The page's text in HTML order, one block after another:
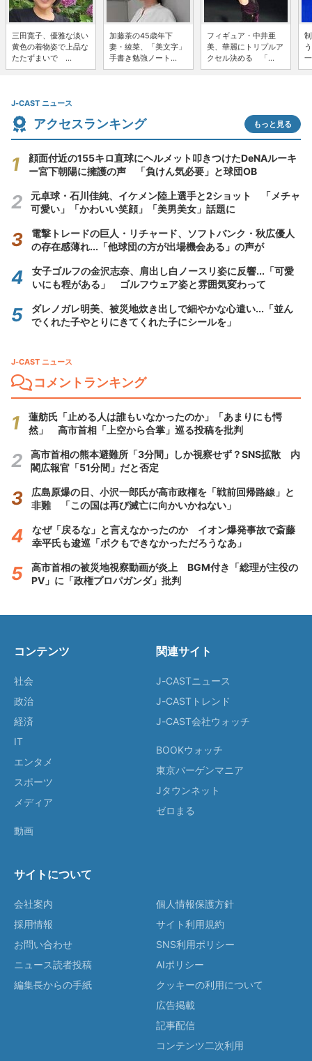
三田寛子、優雅な淡い
黄色の着物姿で上品な
たたずまいで ...
加藤茶の45歳年下
妻・綾菜、「美文字」
手書き勉強ノート...
フィギュア・中井亜
美、華麗にトリプルア
クセル決める 「...
J-CAST ニュース
アクセスランキング もっと見る
顔面付近の155キロ直球にヘルメット叩きつけたDeNAルーキ
ー宮下朝陽に擁護の声 「負けん気必要」と球団OB
元卓球・石川佳純、イケメン陸上選手と2ショット 「メチャ
可愛い」「かわいい笑顔」「美男美女」話題に
電撃トレードの巨人・リチャード、ソフトバンク・秋広優人
の存在感薄れ...「他球団の方が出場機会ある」の声が
女子ゴルフの金沢志奈、肩出し白ノースリ姿に反響...「可愛
いにも程がある」 ゴルフウェア姿と雰囲気変わって
ダレノガレ明美、被災地炊き出しで細やかな心遣い...「並ん
でくれた子やとりにきてくれた子にシールを」
J-CAST ニュース
コメントランキング
蓮舫氏「止める人は誰もいなかったのか」「あまりにも愕
然」 高市首相「上空から合掌」巡る投稿を批判
高市首相の熊本避難所「3分間」しか視察せず？SNS拡散 内
閣広報官「51分間」だと否定
広島原爆の日、小沢一郎氏が高市政権を「戦前回帰路線」と
非難 「この国は再び滅亡に向かいかねない」
なぜ「戻るな」と言えなかったのか イオン爆発事故で斎藤
幸平氏も逡巡「ボクもできなかっただろうなあ」
高市首相の被災地視察動画が炎上 BGM付き「総理が主役の
PV」に「政権プロパガンダ」批判
コンテンツ
社会
政治
経済
IT
エンタメ
スポーツ
メディア
動画
関連サイト
J-CASTニュース
J-CASTトレンド
J-CAST会社ウォッチ
BOOKウォッチ
東京バーゲンマニア
Jタウンネット
ゼロまる
サイトについて
会社案内
採用情報
お問い合わせ
ニュース読者投稿
編集長からの手紙
個人情報保護方針
サイト利用規約
SNS利用ポリシー
AIポリシー
クッキーの利用について
広告掲載
記事配信
コンテンツ二次利用